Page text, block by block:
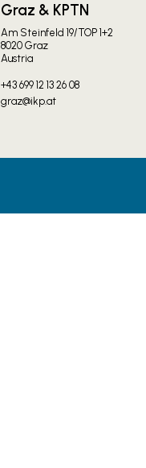
Graz & KPTN
Am Steinfeld 19/TOP 1+2
8020 Graz
Austria
+43 699 12 13 26 08
graz@ikp.at